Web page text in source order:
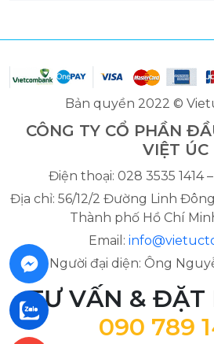
Bản quyền 2022 ©
CÔNG TY CỔ PHẦN
VIỆT ÚC
Điện thoại: 028 3535 1414
Địa chỉ: 56/12/2 Đường Linh
Thành phố Hồ Chí
Email:
Người đại diện: Ông
TƯ VẤN & ĐẶT
090 789